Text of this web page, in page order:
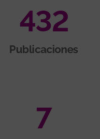
432
Publicaciones
7